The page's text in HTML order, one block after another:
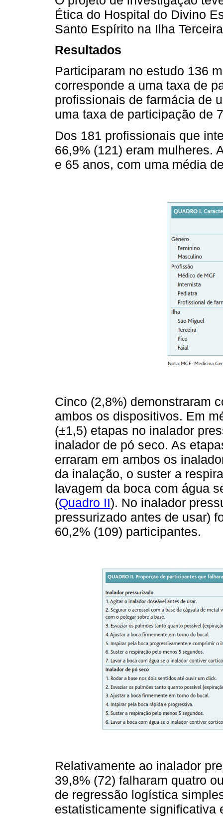
Ética do Hospital do Divino
Santo Espírito na Ilha
Resultados
Participaram no estudo 136
corresponde a uma taxa de
profissionais de farmácia de
uma taxa de participação de
Dos 181 profissionais que
66,9% (121) eram mulheres.
e 65 anos, com uma média
Cinco (2,8%) demonstraram
ambos os dispositivos. Em
(±1,5) etapas no inalador
inalador de pó seco. As
erraram em ambos os
da inalação, o suster a
lavagem da boca com água
(Quadro II). No inalador
pressurizado antes de usar)
60,2% (109) participantes.
Relativamente ao inalador
39,8% (72) falharam quatro
de regressão logística
estatisticamente significativa